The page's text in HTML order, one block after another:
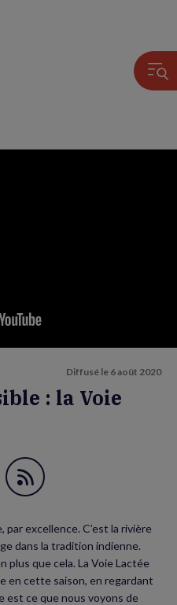
Diffusé le 6 août 2020
: la Voie
Flux
par excellence. C’est la rivière
dans la tradition indienne.
plus que cela. La Voie Lactée
en cette saison, en regardant
est ce que nous voyons de